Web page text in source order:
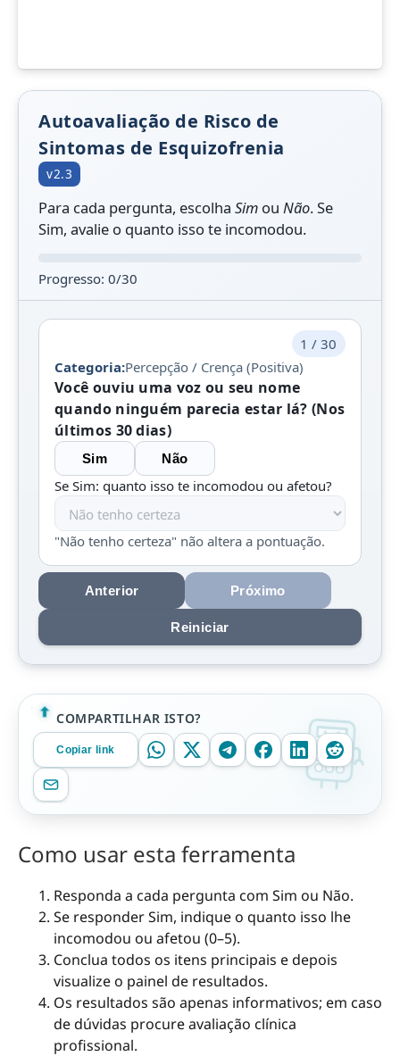
Autoavaliação de Risco de
Sintomas de Esquizofrenia
v2.3
Para cada pergunta, escolhaSim ouNão. Se
Sim, avalie o quanto isso te incomodou.
Progresso: 0/30
1 / 30
Categoria:Percepção / Crença (Positiva)
Você ouviu uma voz ou seu nome
quando ninguém parecia estar lá? (Nos
últimos 30 dias)
Sim Não
Se Sim: quanto isso te incomodou ou afetou?
"Não tenho certeza" não altera a pontuação.
Anterior Próximo
Reiniciar
COMPARTILHAR ISTO?
Copiar link
Como usar esta ferramenta
Responda a cada pergunta com Sim ou Não.
Se responder Sim, indique o quanto isso lhe
incomodou ou afetou (0–5).
Conclua todos os itens principais e depois
visualize o painel de resultados.
Os resultados são apenas informativos; em caso
de dúvidas procure avaliação clínica
profissional.